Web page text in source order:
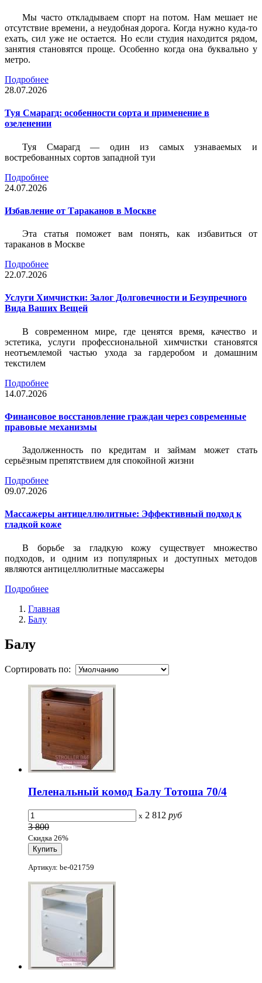
Мы часто откладываем спорт на потом. Нам мешает не
отсутствие времени, а неудобная дорога. Когда нужно куда-то
ехать, сил уже не остается. Но если студия находится рядом,
занятия становятся проще. Особенно когда она буквально у
метро.
Подробнее
28.07.2026
Туя Смарагд: особенности сорта и применение в
озеленении
Туя Смарагд — один из самых узнаваемых и
востребованных сортов западной туи
Подробнее
24.07.2026
Избавление от Тараканов в Москве
Эта статья поможет вам понять, как избавиться от
тараканов в Москве
Подробнее
22.07.2026
Услуги Химчистки: Залог Долговечности и Безупречного
Вида Ваших Вещей
В современном мире, где ценятся время, качество и
эстетика, услуги профессиональной химчистки становятся
неотъемлемой частью ухода за гардеробом и домашним
текстилем
Подробнее
14.07.2026
Финансовое восстановление граждан через современные
правовые механизмы
Задолженность по кредитам и займам может стать
серьёзным препятствием для спокойной жизни
Подробнее
09.07.2026
Массажеры антицеллюлитные: Эффективный подход к
гладкой коже
В борьбе за гладкую кожу существует множество
подходов, и одним из популярных и доступных методов
являются антицеллюлитные массажеры
Подробнее
Главная
Балу
Балу
Сортировать по:
Пеленальный комод Балу Тотоша 70/4
x 2 812 руб
3 800
Скидка 26%
Артикул: be-021759